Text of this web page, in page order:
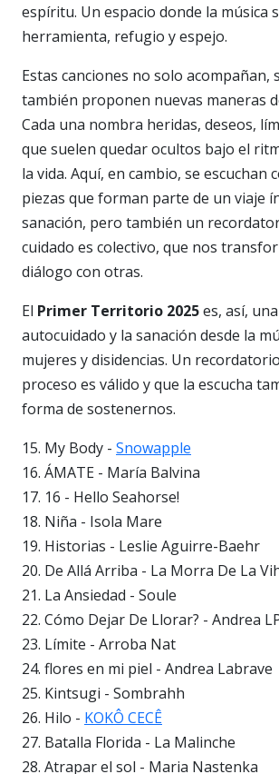
espíritu. Un espacio donde la música
herramienta, refugio y espejo.
Estas canciones no solo acompañan,
también proponen nuevas maneras
Cada una nombra heridas, deseos,
que suelen quedar ocultos bajo el
la vida. Aquí, en cambio, se escuchan
piezas que forman parte de un viaje
sanación, pero también un
cuidado es colectivo, que nos
diálogo con otras.
El Primer Territorio 2025es, así,
autocuidado y la sanación desde la
mujeres y disidencias. Un
proceso es válido y que la escucha
forma de sostenernos.
15. My Body - Snowapple
16. ÁMATE - María Balvina
17. 16 - Hello Seahorse!
18. Niña - Isola Mare
19. Historias - Leslie Aguirre-Baehr
20. De Allá Arriba - La Morra De La
21. La Ansiedad - Soule
22. Cómo Dejar De Llorar? - Andrea
23. Límite - Arroba Nat
24. flores en mi piel - Andrea Labrave
25. Kintsugi - Sombrahh
26. Hilo - KOKÔ CECÊ
27. Batalla Florida - La Malinche
28. Atrapar el sol - Maria Nastenka